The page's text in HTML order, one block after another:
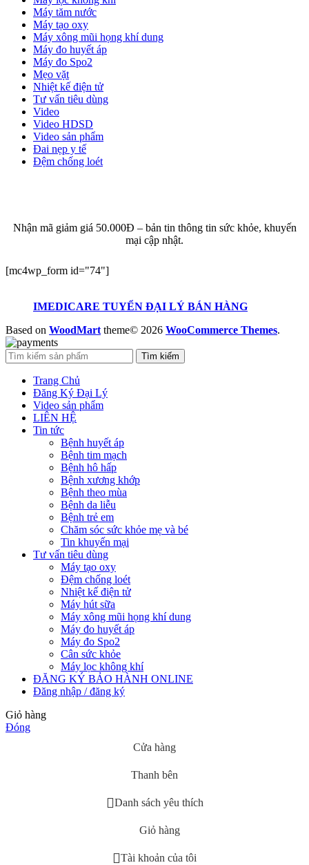
Máy tăm nước
Máy tạo oxy
Máy xông mũi họng khí dung
Máy đo huyết áp
Máy đo Spo2
Mẹo vặt
Nhiệt kế điện tử
Tư vấn tiêu dùng
Video
Video HDSD
Video sản phẩm
Đai nẹp y tế
Đệm chống loét
Nhận mã giảm giá 50.000Đ – bản tin thông tin sức khỏe, khuyến
mại cập nhật.
[mc4wp_form id="74"]
IMEDICARE TUYỂN ĐẠI LÝ BÁN HÀNG
Based on WoodMart theme© 2026 WooCommerce Themes.
Tìm kiếm
Trang Chủ
Đăng Ký Đại Lý
Video sản phẩm
LIÊN HỆ
Tin tức
Bệnh huyết áp
Bệnh tim mạch
Bệnh hô hấp
Bệnh xương khớp
Bệnh theo mùa
Bệnh da liễu
Bệnh trẻ em
Chăm sóc sức khỏe mẹ và bé
Tin khuyến mại
Tư vấn tiêu dùng
Máy tạo oxy
Đệm chống loét
Nhiệt kế điện tử
Máy hút sữa
Máy xông mũi họng khí dung
Máy đo huyết áp
Máy đo Spo2
Cân sức khỏe
Máy lọc không khí
ĐĂNG KÝ BẢO HÀNH ONLINE
Đăng nhập / đăng ký
Giỏ hàng
Đóng
Cửa hàng
Thanh bên
Danh sách yêu thích
Giỏ hàng
Tài khoản của tôi